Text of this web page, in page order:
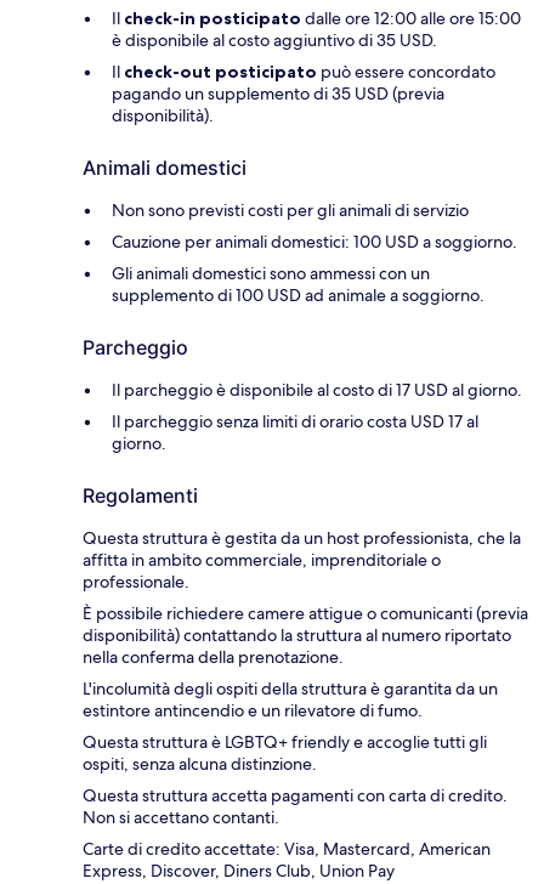
Il check-in posticipato dalle ore 12:00 alle ore 15:00
è disponibile al costo aggiuntivo di 35 USD.
Il check-out posticipato può essere concordato
pagando un supplemento di 35 USD (previa
disponibilità).
Animali domestici
Non sono previsti costi per gli animali di servizio
Cauzione per animali domestici: 100 USD a soggiorno.
Gli animali domestici sono ammessi con un
supplemento di 100 USD ad animale a soggiorno.
Parcheggio
Il parcheggio è disponibile al costo di 17 USD al giorno.
Il parcheggio senza limiti di orario costa USD 17 al
giorno.
Regolamenti
Questa struttura è gestita da un host professionista, che la
affitta in ambito commerciale, imprenditoriale o
professionale.
È possibile richiedere camere attigue o comunicanti (previa
disponibilità) contattando la struttura al numero riportato
nella conferma della prenotazione.
L'incolumità degli ospiti della struttura è garantita da un
estintore antincendio e un rilevatore di fumo.
Questa struttura è LGBTQ+ friendly e accoglie tutti gli
ospiti, senza alcuna distinzione.
Questa struttura accetta pagamenti con carta di credito.
Non si accettano contanti.
Carte di credito accettate: Visa, Mastercard, American
Express, Discover, Diners Club, Union Pay